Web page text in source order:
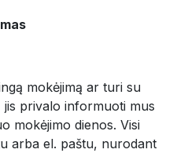
mokėjimą ar turi su
jis privalo informuoti mus
mokėjimo dienos. Visi
arba el. paštu, nurodant